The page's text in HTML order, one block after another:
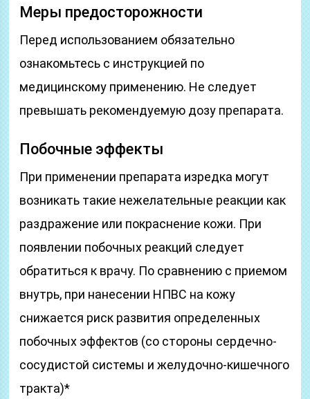
Меры предосторожности
Перед использованием обязательно
ознакомьтесь с инструкцией по
медицинскому применению. Не следует
превышать рекомендуемую дозу препарата.
Побочные эффекты
При применении препарата изредка могут
возникать такие нежелательные реакции как
раздражение или покраснение кожи. При
появлении побочных реакций следует
обратиться к врачу. По сравнению с приемом
внутрь, при нанесении НПВС на кожу
снижается риск развития определенных
побочных эффектов (со стороны сердечно-
сосудистой системы и желудочно-кишечного
тракта)*